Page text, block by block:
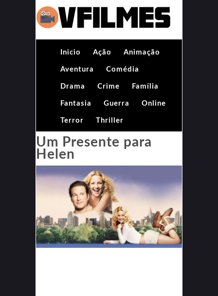
Inicio Ação Animação
Aventura Comédia
Drama Crime Família
Fantasia Guerra Online
Terror Thriller
Um Presente para
Helen